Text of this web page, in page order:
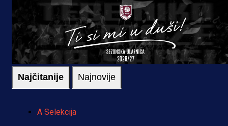
Najčitanije Najnovije
A Selekcija